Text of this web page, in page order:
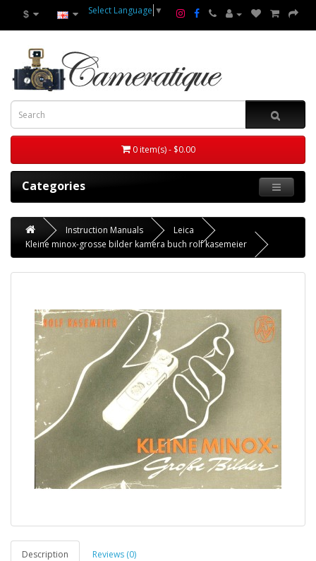
$ Select Language ▼
0 item(s) - $0.00
Categories
Instruction Manuals
Leica
Kleine minox-grosse bilder kamera buch rolf kasemeier
Description Reviews (0)